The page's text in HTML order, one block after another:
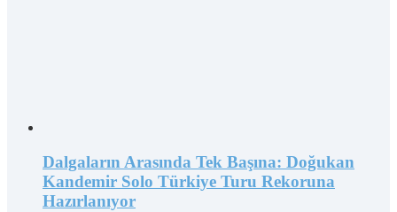
Dalgaların Arasında Tek Başına: Doğukan
Kandemir Solo Türkiye Turu Rekoruna
Hazırlanıyor